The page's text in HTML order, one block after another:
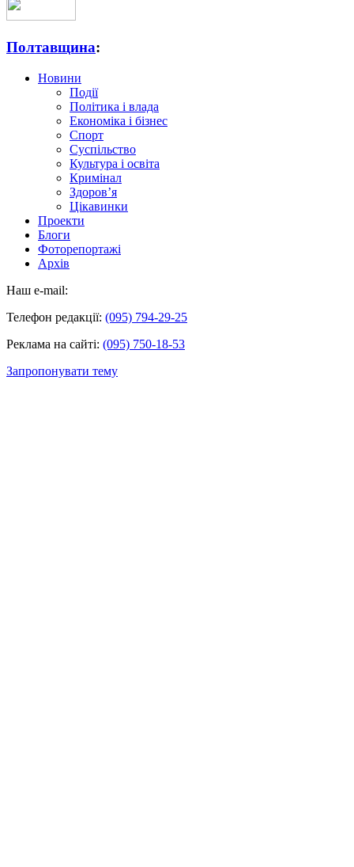
Полтавщина:
Новини
Події
Політика і влада
Економіка і бізнес
Спорт
Суспільство
Культура і освіта
Кримінал
Здоров’я
Цікавинки
Проекти
Блоги
Фоторепортажі
Архів
Наш e-mail:
Телефон редакції: (095) 794-29-25
Реклама на сайті: (095) 750-18-53
Запропонувати тему